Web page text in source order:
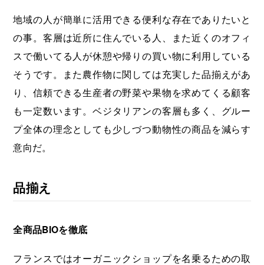
地域の人が簡単に活用できる便利な存在でありたいと
の事。客層は近所に住んでいる人、また近くのオフィ
スで働いてる人が休憩や帰りの買い物に利用している
そうです。また農作物に関しては充実した品揃えがあ
り、信頼できる生産者の野菜や果物を求めてくる顧客
も一定数います。ベジタリアンの客層も多く、グルー
プ全体の理念としても少しづつ動物性の商品を減らす
意向だ。
品揃え
全商品BIOを徹底
フランスではオーガニックショップを名乗るための取